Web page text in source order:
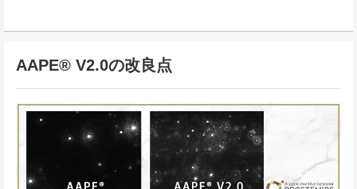
AAPE® V2.0の改良点